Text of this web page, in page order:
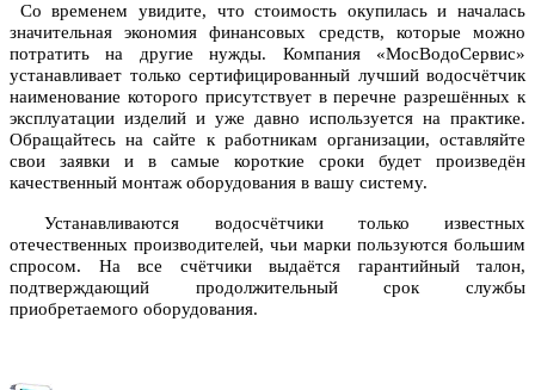
Со временем увидите, что стоимость окупилась и началась
значительная экономия финансовых средств, которые можно
потратить на другие нужды. Компания «МосВодоСервис»
устанавливает только сертифицированный лучший водосчётчик
наименование которого присутствует в перечне разрешённых к
эксплуатации изделий и уже давно используется на практике.
Обращайтесь на сайте к работникам организации, оставляйте
свои заявки и в самые короткие сроки будет произведён
качественный монтаж оборудования в вашу систему.
Устанавливаются водосчётчики только известных
отечественных производителей, чьи марки пользуются большим
спросом. На все счётчики выдаётся гарантийный талон,
подтверждающий продолжительный срок службы
приобретаемого оборудования.